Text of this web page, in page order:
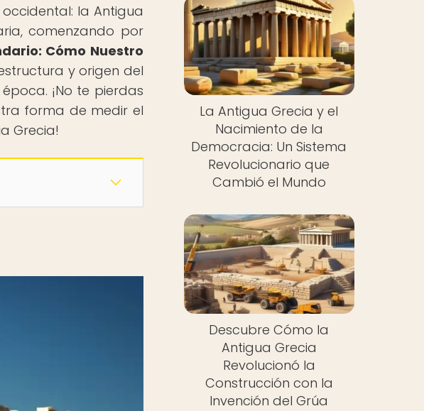
la Antigua
comenzando por
Cómo Nuestro
y origen del
¡No te pierdas
forma de medir el
Grecia!
La Antigua Grecia y el
Nacimiento de la
Democracia: Un Sistema
Revolucionario que
Cambió el Mundo
Descubre Cómo la
Antigua Grecia
Revolucionó la
Construcción con la
Invención del Grúa